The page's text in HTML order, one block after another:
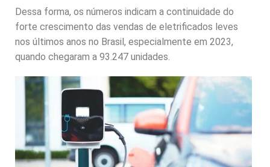
Dessa forma, os números indicam a continuidade do
forte crescimento das vendas de eletrificados leves
nos últimos anos no Brasil, especialmente em 2023,
quando chegaram a 93.247 unidades.